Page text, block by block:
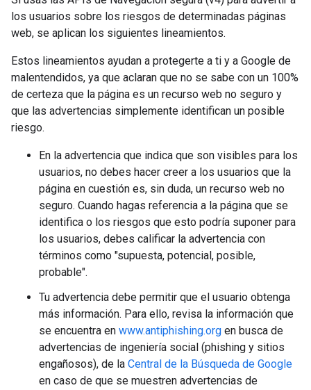
los usuarios sobre los riesgos de determinadas páginas
web, se aplican los siguientes lineamientos.
Estos lineamientos ayudan a protegerte a ti y a Google de
malentendidos, ya que aclaran que no se sabe con un 100%
de certeza que la página es un recurso web no seguro y
que las advertencias simplemente identifican un posible
riesgo.
En la advertencia que indica que son visibles para los
usuarios, no debes hacer creer a los usuarios que la
página en cuestión es, sin duda, un recurso web no
seguro. Cuando hagas referencia a la página que se
identifica o los riesgos que esto podría suponer para
los usuarios, debes calificar la advertencia con
términos como "supuesta, potencial, posible,
probable".
Tu advertencia debe permitir que el usuario obtenga
más información. Para ello, revisa la información que
se encuentra en www.antiphishing.org en busca de
advertencias de ingeniería social (phishing y sitios
engañosos), de la Central de la Búsqueda de Google
en caso de que se muestren advertencias de